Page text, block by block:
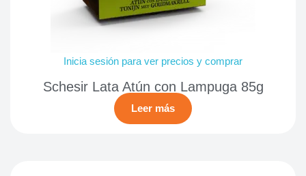
Inicia sesión para ver precios y comprar
Schesir Lata Atún con Lampuga 85g
Leer más